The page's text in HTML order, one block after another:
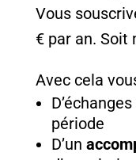
Vous
€ par an. Soit
Avec cela
D’échanges
période
D’un